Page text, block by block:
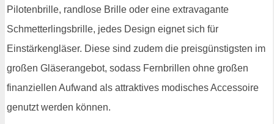
Pilotenbrille, randlose Brille oder eine extravagante
Schmetterlingsbrille, jedes Design eignet sich für
Einstärkengläser. Diese sind zudem die preisgünstigsten im
großen Gläserangebot, sodass Fernbrillen ohne großen
finanziellen Aufwand als attraktives modisches Accessoire
genutzt werden können.